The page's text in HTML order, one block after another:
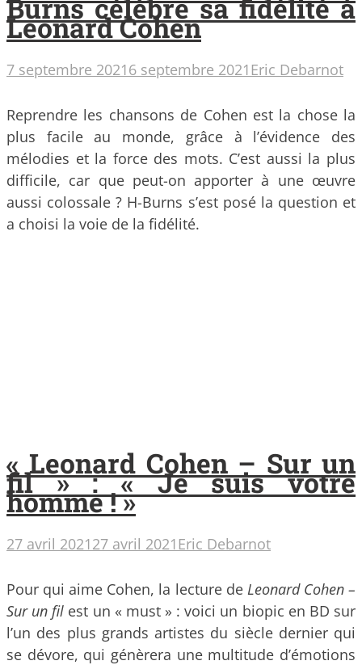
Burns célèbre sa fidélité à
Leonard Cohen
7 septembre 20216 septembre 2021 Eric Debarnot
Reprendre les chansons de Cohen est la chose la
plus facile au monde, grâce à l’évidence des
mélodies et la force des mots. C’est aussi la plus
difficile, car que peut-on apporter à une œuvre
aussi colossale ? H-Burns s’est posé la question et
a choisi la voie de la fidélité.
« Leonard Cohen – Sur un
fil » : « Je suis votre
homme ! »
27 avril 202127 avril 2021 Eric Debarnot
Pour qui aime Cohen, la lecture de Leonard Cohen –
Sur un fil est un « must » : voici un biopic en BD sur
l’un des plus grands artistes du siècle dernier qui
se dévore, qui génèrera une multitude d’émotions